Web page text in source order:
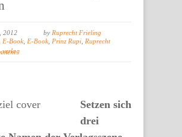
2012 by Ruprecht Frieling
E-Book E-Book Prinz Rupi Ruprecht
verlag
Setzen sich
drei